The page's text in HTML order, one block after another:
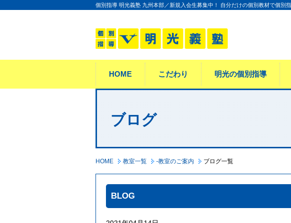
個別指導 明光義塾 九州本部／新規入会生募集中！ 自分だけの個別教材で個別
HOME こだわり 明光の個別指導
ブログ
HOME 教室一覧 -教室のご案内 ブログ一覧
BLOG